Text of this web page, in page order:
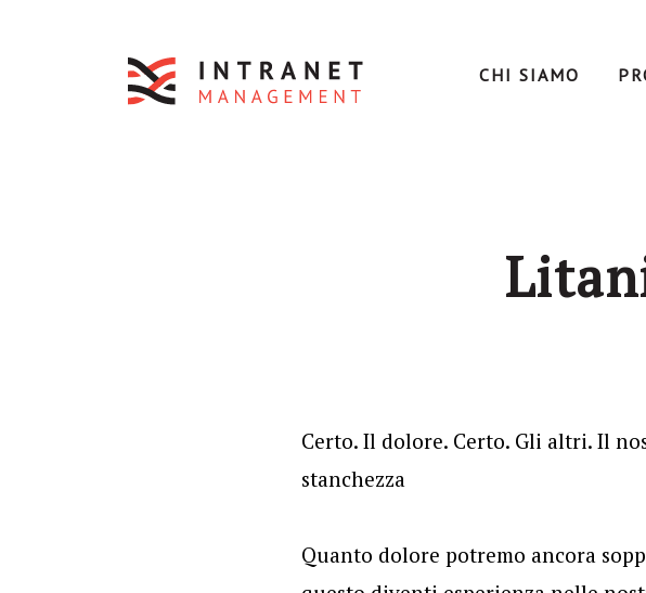
CHI SIAMO
Certo. Il dolore. Certo. Gli altri. Il
stanchezza
Quanto dolore potremo ancora